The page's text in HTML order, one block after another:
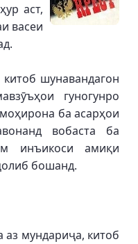
аст,
васеи
шунавандагон
гуногунро
ба асарҳои
вобаста ба
инъикоси амиқи
бошанд.
аз мундариҷа, китоб